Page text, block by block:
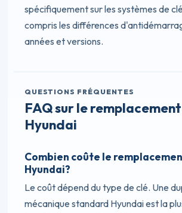
spécifiquement sur les systèmes de
compris les différences
années et versions.
QUESTIONS FRÉQUENTES
FAQ sur le
Hyundai
Combien coûte le
Hyundai?
Le coût dépend du type de clé. Une
mécanique standard Hyundai est la